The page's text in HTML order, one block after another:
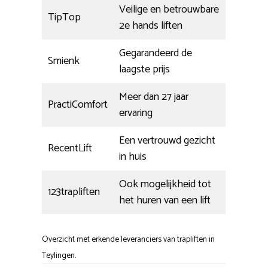
TipTop
Veilige en betrouwbare
2e hands liften
Smienk
Gegarandeerd de
laagste prijs
PractiComfort
Meer dan 27 jaar
ervaring
RecentLift
Een vertrouwd gezicht
in huis
123trapliften
Ook mogelijkheid tot
het huren van een lift
Overzicht met erkende leveranciers van trapliften in
Teylingen.